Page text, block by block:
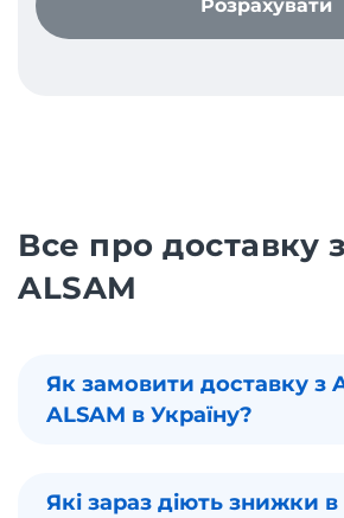
Розрахувати
Все про доставку
ALSAM
Як замовити доставку з
ALSAM в Україну?
Які зараз діють знижки в